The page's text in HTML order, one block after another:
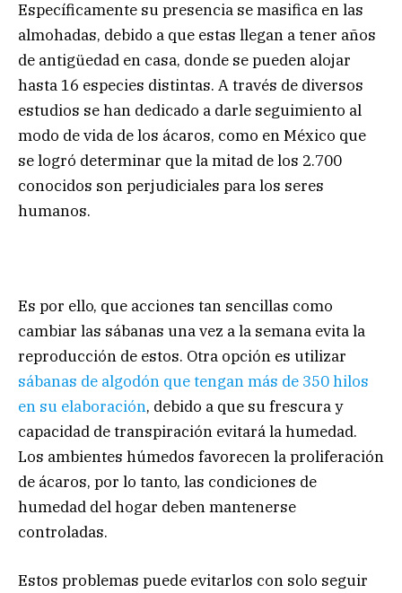
Específicamente su presencia se masifica en las
almohadas, debido a que estas llegan a tener años
de antigüedad en casa, donde se pueden alojar
hasta 16 especies distintas. A través de diversos
estudios se han dedicado a darle seguimiento al
modo de vida de los ácaros, como en México que
se logró determinar que la mitad de los 2.700
conocidos son perjudiciales para los seres
humanos.
Es por ello, que acciones tan sencillas como
cambiar las sábanas una vez a la semana evita la
reproducción de estos. Otra opción es utilizar
sábanas de algodón que tengan más de 350 hilos
en su elaboración, debido a que su frescura y
capacidad de transpiración evitará la humedad.
Los ambientes húmedos favorecen la proliferación
de ácaros, por lo tanto, las condiciones de
humedad del hogar deben mantenerse
controladas.
Estos problemas puede evitarlos con solo seguir